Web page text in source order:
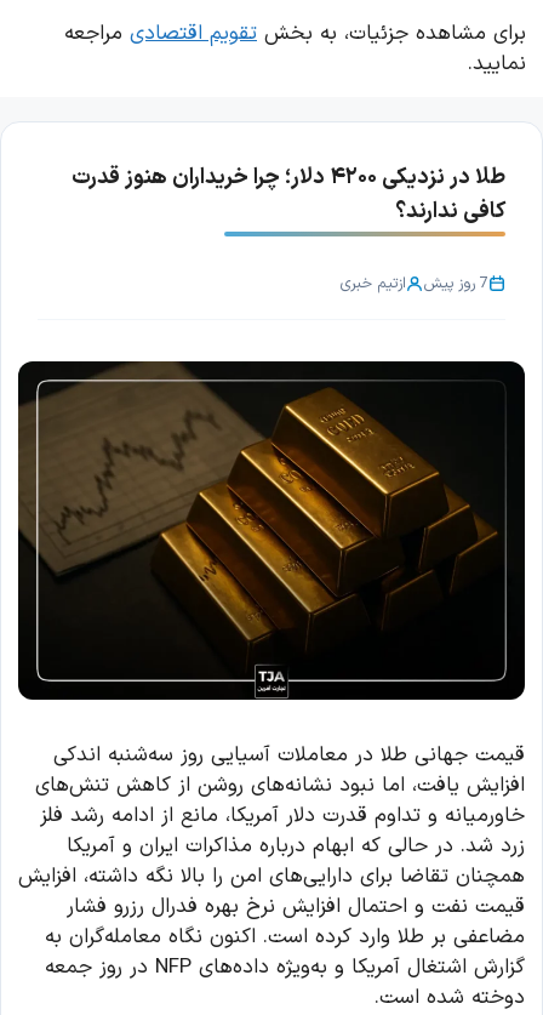
برای مشاهده جزئیات، به بخش تقویم اقتصادی مراجعه
نمایید.
طلا در نزدیکی ۴۲۰۰ دلار؛ چرا خریداران هنوز قدرت
کافی ندارند؟
7 روز پیش ازتیم خبری
قیمت جهانی طلا در معاملات آسیایی روز سه‌شنبه اندکی
افزایش یافت، اما نبود نشانه‌های روشن از کاهش تنش‌های
خاورمیانه و تداوم قدرت دلار آمریکا، مانع از ادامه رشد فلز
زرد شد. در حالی که ابهام درباره مذاکرات ایران و آمریکا
همچنان تقاضا برای دارایی‌های امن را بالا نگه داشته، افزایش
قیمت نفت و احتمال افزایش نرخ بهره فدرال رزرو فشار
مضاعفی بر طلا وارد کرده است. اکنون نگاه معامله‌گران به
گزارش اشتغال آمریکا و به‌ویژه داده‌های NFP در روز جمعه
دوخته شده است.